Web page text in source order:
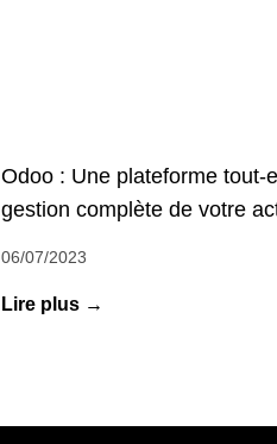
Odoo : Une plateforme tout-
gestion complète de votre
06/07/2023
Lire plus →